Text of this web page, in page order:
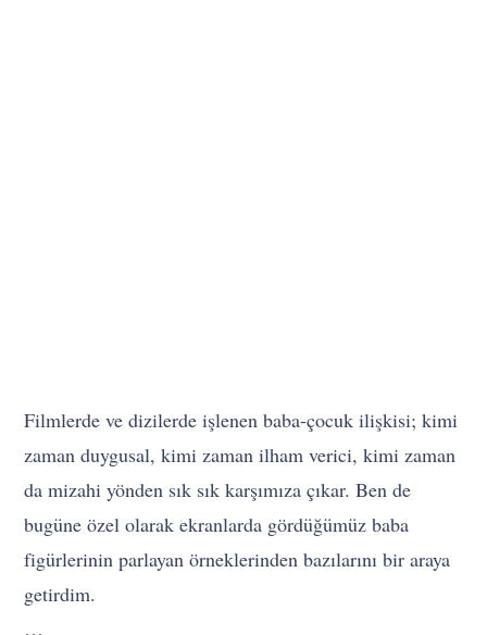
Filmlerde ve dizilerde işlenen baba-çocuk ilişkisi; kimi
zaman duygusal, kimi zaman ilham verici, kimi zaman
da mizahi yönden sık sık karşımıza çıkar. Ben de
bugüne özel olarak ekranlarda gördüğümüz baba
figürlerinin parlayan örneklerinden bazılarını bir araya
getirdim.
…